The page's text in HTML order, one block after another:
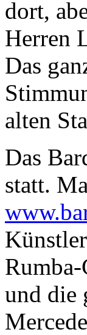
dort,
Herren
Das
alten
Das
statt.
und die